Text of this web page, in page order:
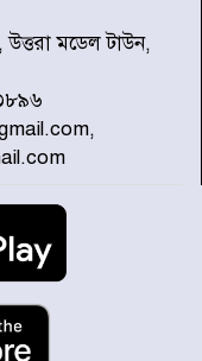
বিচার এ দেশেই
হোক না কেন,
দিবসে
আভাস
ভারতের সমর্থন
মডেল টাউন,